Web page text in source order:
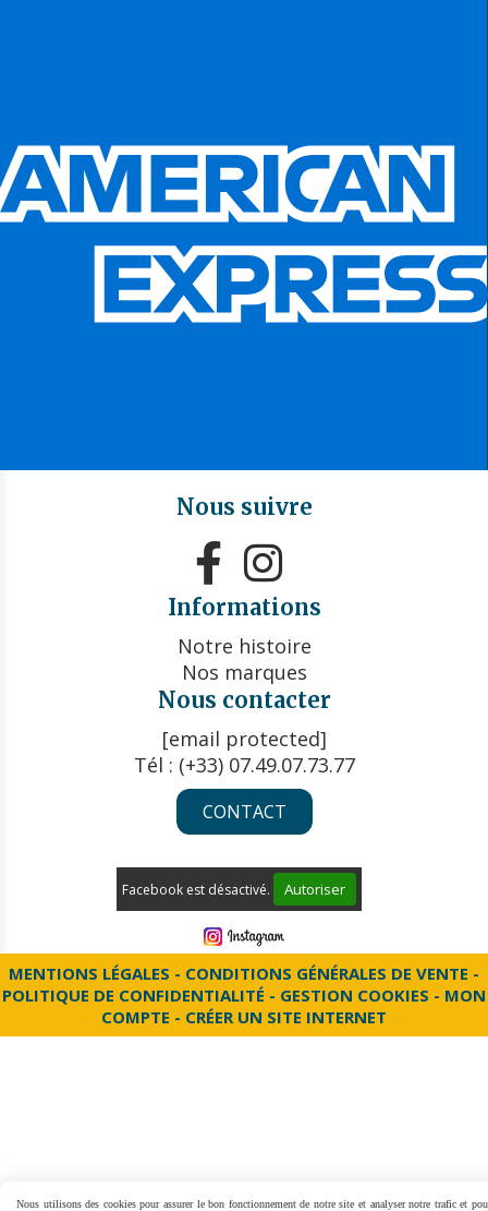
Nous suivre
 
Informations
Notre histoire
Nos marques
Nous contacter
[email protected]
Tél : (+33) 07.49.07.73.77
CONTACT
Facebook est désactivé. Autoriser
MENTIONS LÉGALES
CONDITIONS GÉNÉRALES DE VENTE
POLITIQUE DE CONFIDENTIALITÉ
GESTION COOKIES
MON
COMPTE
CRÉER UN SITE INTERNET
Nous utilisons des cookies pour assurer le bon fonctionnement de notre site et analyser notre trafic et